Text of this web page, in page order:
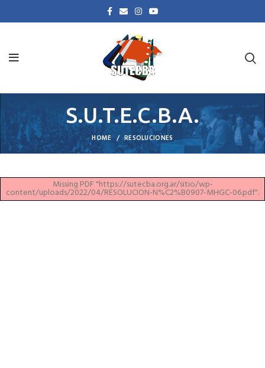
S.U.T.E.C.B.A.
HOME RESOLUCIONES
Missing PDF "https://sutecba.org.ar/sitio/wp-
content/uploads/2022/04/RESOLUCION-N%C2%B0907-MHGC-06.pdf".